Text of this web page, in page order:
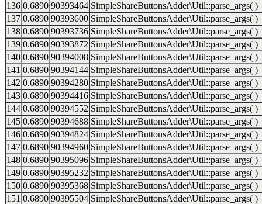
136 0.6890 90393464 SimpleShareButtonsAdder\Util::parse_args( )
137 0.6890 90393600 SimpleShareButtonsAdder\Util::parse_args( )
138 0.6890 90393736 SimpleShareButtonsAdder\Util::parse_args( )
139 0.6890 90393872 SimpleShareButtonsAdder\Util::parse_args( )
140 0.6890 90394008 SimpleShareButtonsAdder\Util::parse_args( )
141 0.6890 90394144 SimpleShareButtonsAdder\Util::parse_args( )
142 0.6890 90394280 SimpleShareButtonsAdder\Util::parse_args( )
143 0.6890 90394416 SimpleShareButtonsAdder\Util::parse_args( )
144 0.6890 90394552 SimpleShareButtonsAdder\Util::parse_args( )
145 0.6890 90394688 SimpleShareButtonsAdder\Util::parse_args( )
146 0.6890 90394824 SimpleShareButtonsAdder\Util::parse_args( )
147 0.6890 90394960 SimpleShareButtonsAdder\Util::parse_args( )
148 0.6890 90395096 SimpleShareButtonsAdder\Util::parse_args( )
149 0.6890 90395232 SimpleShareButtonsAdder\Util::parse_args( )
150 0.6890 90395368 SimpleShareButtonsAdder\Util::parse_args( )
151 0.6890 90395504 SimpleShareButtonsAdder\Util::parse_args( )